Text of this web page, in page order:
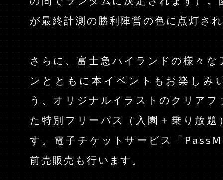
が最終計測の勝利陣営の色に点灯さ
さらに、富士急ハイランドの様々な
ンとともに本イベントもお楽しみ
う、オリジナルイラストのクリアフ
た特別フリーパス（入園＋乗り放題
す。電子チケットサービス「
前売販売も行います。